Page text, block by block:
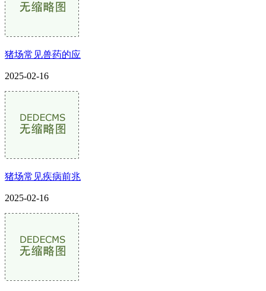
猪场常见兽药的应
2025-02-16
猪场常见疾病前兆
2025-02-16